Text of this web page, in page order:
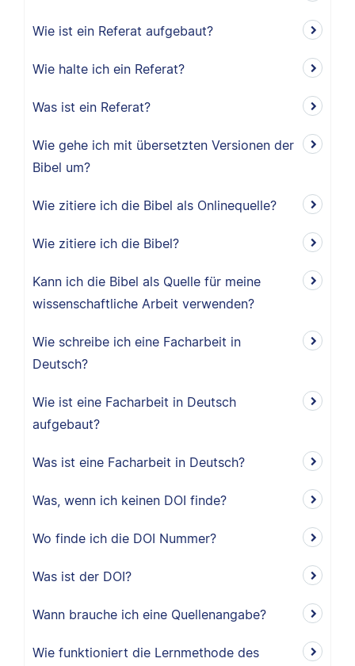
Wie ist ein Referat aufgebaut?
Wie halte ich ein Referat?
Was ist ein Referat?
Wie gehe ich mit übersetzten Versionen der
Bibel um?
Wie zitiere ich die Bibel als Onlinequelle?
Wie zitiere ich die Bibel?
Kann ich die Bibel als Quelle für meine
wissenschaftliche Arbeit verwenden?
Wie schreibe ich eine Facharbeit in
Deutsch?
Wie ist eine Facharbeit in Deutsch
aufgebaut?
Was ist eine Facharbeit in Deutsch?
Was, wenn ich keinen DOI finde?
Wo finde ich die DOI Nummer?
Was ist der DOI?
Wann brauche ich eine Quellenangabe?
Wie funktioniert die Lernmethode des